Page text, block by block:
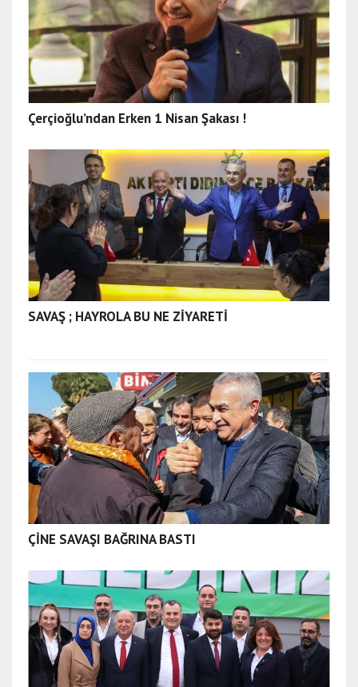
Çerçioğlu’ndan Erken 1 Nisan Şakası !
SAVAŞ ; HAYROLA BU NE ZİYARETİ
ÇİNE SAVAŞI BAĞRINA BASTI